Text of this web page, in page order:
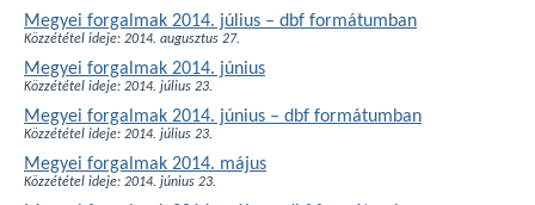
Megyei forgalmak 2014. július – dbf formátumban
Közzététel ideje: 2014. augusztus 27.
Megyei forgalmak 2014. június
Közzététel ideje: 2014. július 23.
Megyei forgalmak 2014. június – dbf formátumban
Közzététel ideje: 2014. július 23.
Megyei forgalmak 2014. május
Közzététel ideje: 2014. június 23.